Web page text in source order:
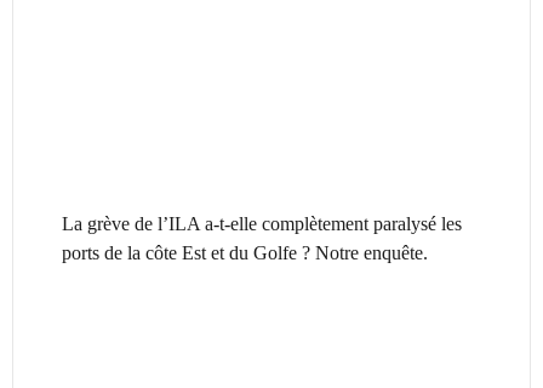
La grève de l’ILA a-t-elle complètement paralysé les
ports de la côte Est et du Golfe ? Notre enquête.